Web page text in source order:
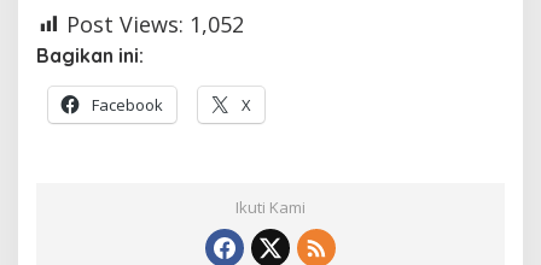
Post Views: 1,052
Bagikan ini:
Facebook X
Ikuti Kami